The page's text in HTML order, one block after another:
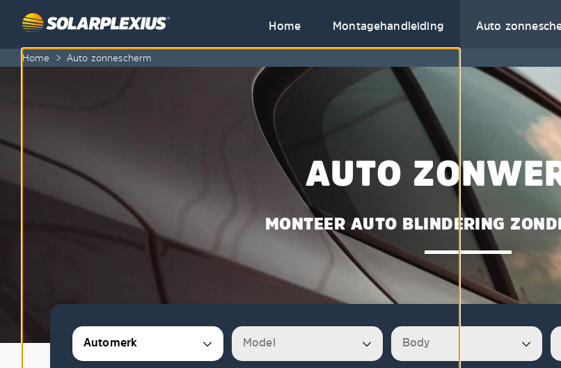
Home
Montagehandleiding Auto
Home > Auto zonnescherm
AUTO
MONTEER AUTO BLINDERING